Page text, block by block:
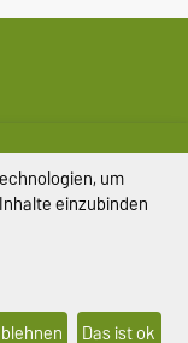
um
einzubinden
Das ist ok